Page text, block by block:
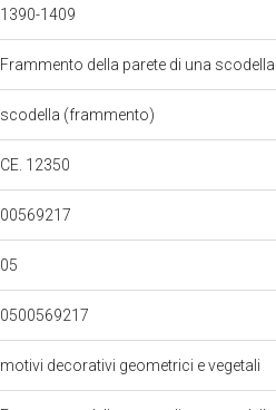
1390-1409
Frammento della parete di una scodella
scodella (frammento)
CE. 12350
00569217
05
0500569217
motivi decorativi geometrici e vegetali